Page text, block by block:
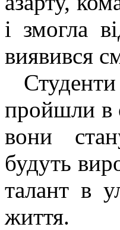
і змогла
виявився
пройшли в
вони
будуть
талант в
життя.